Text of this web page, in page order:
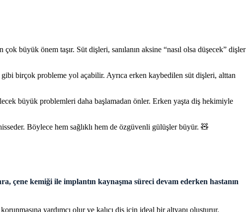
büyük önem taşır. Süt dişleri, sanılanın aksine “nasıl olsa düşecek” dişler
birçok probleme yol açabilir. Ayrıca erken kaybedilen süt dişleri, alttan
büyük problemleri daha başlamadan önler. Erken yaşta diş hekimiyle
Böylece hem sağlıklı hem de özgüvenli gülüşler büyür. 🧸
çene kemiği ile implantın kaynaşma süreci devam ederken hastanın
yardımcı olur ve kalıcı diş için ideal bir altyapı oluşturur.